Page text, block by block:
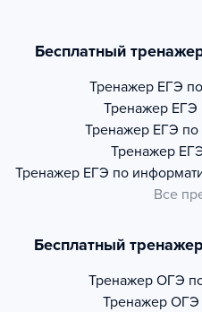
Бесплатный
Тренажер ЕГЭ
Тренажер ЕГЭ
Тренажер ЕГЭ
Тренажер
Тренажер ЕГЭ по
Все
Бесплатный
Тренажер ОГЭ
Тренажер ОГЭ